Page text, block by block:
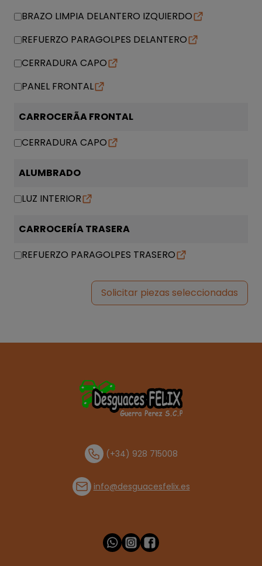
BRAZO LIMPIA DELANTERO IZQUIERDO
REFUERZO PARAGOLPES DELANTERO
CERRADURA CAPO
PANEL FRONTAL
CARROCERÃA FRONTAL
CERRADURA CAPO
ALUMBRADO
LUZ INTERIOR
CARROCERÍA TRASERA
REFUERZO PARAGOLPES TRASERO
Solicitar piezas seleccionadas
(+34) 928 715008
info@desguacesfelix.es